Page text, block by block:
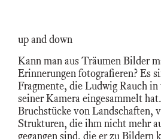
up and down
Kann man aus Träumen Bilder
Erinnerungen fotografieren? Es
Fragmente, die Ludwig Rauch
seiner Kamera eingesammelt
Bruchstücke von Landschaften,
Strukturen, die ihm nicht mehr
gegangen sind, die er zu Bildern